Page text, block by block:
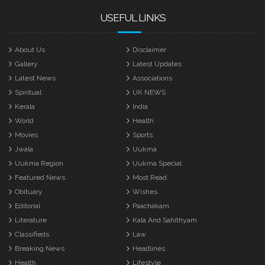
USEFUL LINKS
About Us
Disclaimer
Gallery
Latest Updates
Latest News
Associations
Spiritual
UK NEWS
Kerala
India
World
Health
Movies
Sports
Jwala
Uukma
Uukma Region
Uukma Special
Featured News
Most Read
Obituary
Wishes
Editorial
Paachakam
Literature
Kala And Sahithyam
Classifieds
Law
Breaking News
Headlines
Health
Lifestyle